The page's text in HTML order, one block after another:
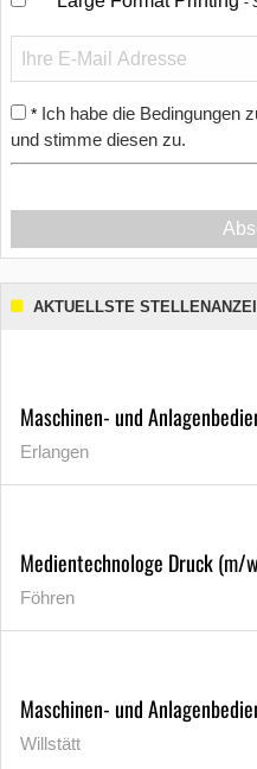
* Ich habe die Bedingungen
und stimme diesen zu.
AKTUELLSTE
Maschinen- und
Erlangen
Medientechnologe Druck (m/
Föhren
Maschinen- und
Willstätt